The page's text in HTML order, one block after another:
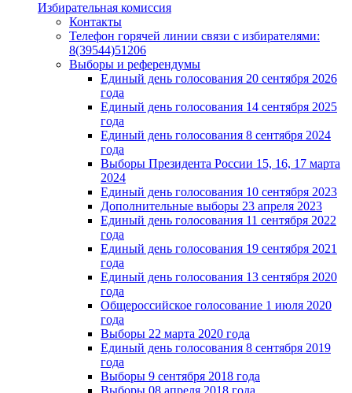
Избирательная комиссия
Контакты
Телефон горячей линии связи с избирателями:
8(39544)51206
Выборы и референдумы
Единый день голосования 20 сентября 2026
года
Единый день голосования 14 сентября 2025
года
Единый день голосования 8 сентября 2024
года
Выборы Президента России 15, 16, 17 марта
2024
Единый день голосования 10 сентября 2023
Дополнительные выборы 23 апреля 2023
Единый день голосования 11 сентября 2022
года
Единый день голосования 19 сентября 2021
года
Единый день голосования 13 сентября 2020
года
Общероссийское голосование 1 июля 2020
года
Выборы 22 марта 2020 года
Единый день голосования 8 сентября 2019
года
Выборы 9 сентября 2018 года
Выборы 08 апреля 2018 года